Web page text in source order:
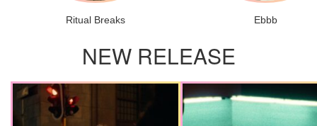
Ritual Breaks Ebbb
NEW RELEASE